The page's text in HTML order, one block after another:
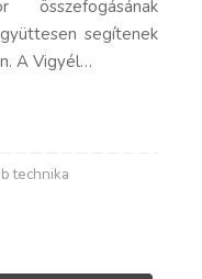
segítenek
A Vigyél…
technika